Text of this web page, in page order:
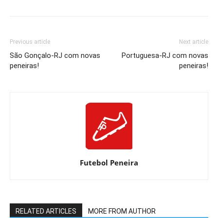
Previous article
São Gonçalo-RJ com novas
peneiras!
Next article
Portuguesa-RJ com novas
peneiras!
Futebol Peneira
RELATED ARTICLES MORE FROM AUTHOR